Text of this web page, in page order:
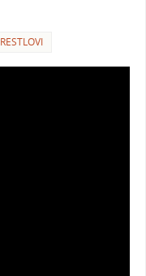
RESTLOVI